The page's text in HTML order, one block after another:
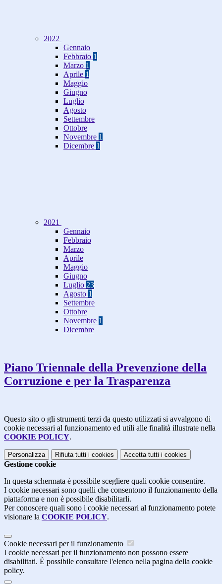
2022
Gennaio
Febbraio 1
Marzo 1
Aprile 1
Maggio
Giugno
Luglio
Agosto
Settembre
Ottobre
Novembre 1
Dicembre 1
2021
Gennaio
Febbraio
Marzo
Aprile
Maggio
Giugno
Luglio 23
Agosto 1
Settembre
Ottobre
Novembre 1
Dicembre
Piano Triennale della Prevenzione della
Corruzione e per la Trasparenza
Questo sito o gli strumenti terzi da questo utilizzati si avvalgono di
cookie necessari al funzionamento ed utili alle finalità illustrate nella
COOKIE POLICY.
Personalizza Rifiuta tutti i cookies Accetta tutti i cookies
Gestione cookie
In questa schermata è possibile scegliere quali cookie consentire.
I cookie necessari sono quelli che consentono il funzionamento della
piattaforma e non è possibile disabilitarli.
Per conoscere quali sono i cookie necessari al funzionamento potete
visionare la COOKIE POLICY.
Cookie necessari per il funzionamento
I cookie necessari per il funzionamento non possono essere
disabilitati. È possibile consultare l'elenco nella pagina della cookie
policy.